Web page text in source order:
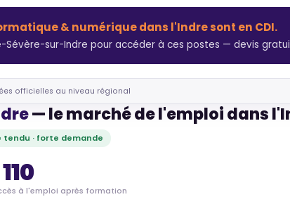
& numérique dans l'Indre sont en CDI.
Sévère-sur-Indre pour accéder à ces postes — devis
officielles au niveau régional
— le marché de l'emploi dans
tendu · forte demande
à l'emploi après formation